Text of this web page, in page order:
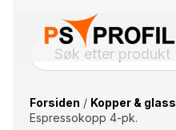
Forsiden / Kopper & glass
Espressokopp 4-pk.